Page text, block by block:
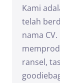
Kami
telah
nama
ransel,